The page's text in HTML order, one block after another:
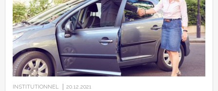
INSTITUTIONNEL 20.12.2021